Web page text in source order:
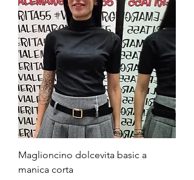
Maglioncino dolcevita basic a
manica corta